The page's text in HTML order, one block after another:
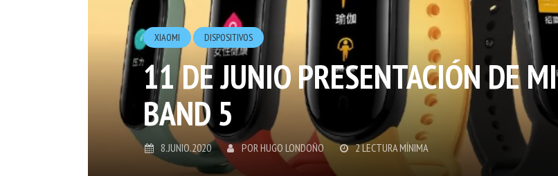
XIAOMI DISPOSITIVOS
11 DE JUNIO PRESENTACIÓN DE MI
BAND 5
8.JUNIO.2020 PORHUGO LONDOÑO 2 LECTURA MÍNIMA